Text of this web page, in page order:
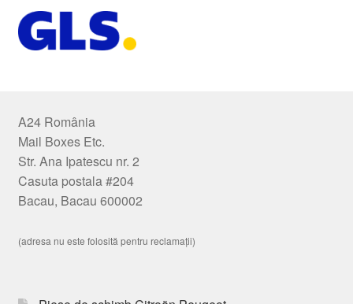
A24 România
Mail Boxes Etc.
Str. Ana Ipatescu nr. 2
Casuta postala #204
Bacau, Bacau 600002
(adresa nu este folosită pentru reclamații)